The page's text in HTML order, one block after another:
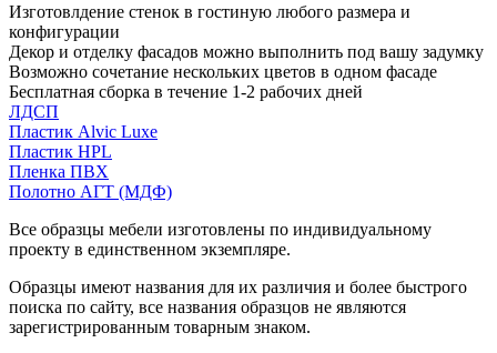
Изготовлдение стенок в гостиную любого размера и
конфигурации
Декор и отделку фасадов можно выполнить под вашу задумку
Возможно сочетание нескольких цветов в одном фасаде
Бесплатная сборка в течение 1-2 рабочих дней
ЛДСП
Пластик Alvic Luxe
Пластик HPL
Пленка ПВХ
Полотно АГТ (МДФ)
Все образцы мебели изготовлены по индивидуальному
проекту в единственном экземпляре.
Образцы имеют названия для их различия и более быстрого
поиска по сайту, все названия образцов не являются
зарегистрированным товарным знаком.